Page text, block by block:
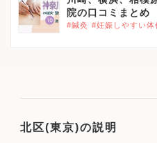
院の口コミまとめ
#鍼灸 #妊娠しやすい体
北区(東京)の説明